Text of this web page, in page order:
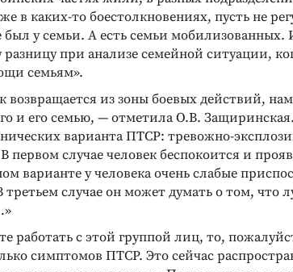
в каких-то боестолкновениях, пусть не
был у семьи. А есть семьи
разницу при анализе семейной ситуации,
семьям».
возвращается из зоны боевых действий,
и его семью, — отметила О.В.
варианта ПТСР: тревожно-
первом случае человек беспокоится и
варианте у человека очень слабые
третьем случае он может думать о том, что
работать с этой группой лиц, то,
симптомов ПТСР. Это сейчас